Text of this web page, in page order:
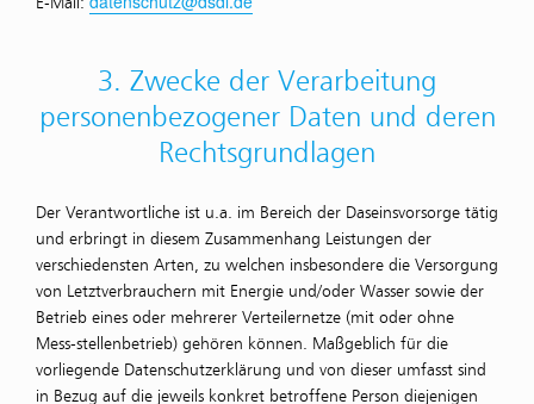
3. Zwecke der Verarbeitung
personen­bezogener Daten und deren
Rechts­grundlagen
Der Verantwortliche ist u.a. im Bereich der Daseinsvorsorge tätig
und erbringt in diesem Zusammenhang Leistungen der
verschiedensten Arten, zu welchen insbesondere die Versorgung
von Letztverbrauchern mit Energie und/oder Wasser sowie der
Betrieb eines oder mehrerer Verteilernetze (mit oder ohne
Mess-stellenbetrieb) gehören können. Maßgeblich für die
vorliegende Datenschutzerklärung und von dieser umfasst sind
in Bezug auf die jeweils konkret betroffene Person diejenigen